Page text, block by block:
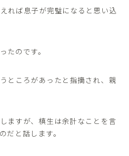
れば息子が完璧になると思い込
たのです。
ところがあったと指摘され、親
ますが、槙生は余計なことを言
だと話します。